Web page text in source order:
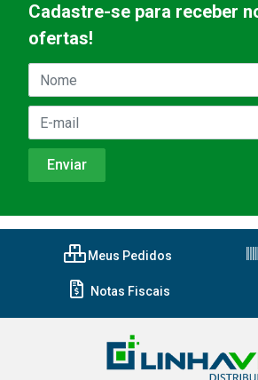
Cadastre-se para receber
ofertas!
Meus Pedidos
Notas Fiscais